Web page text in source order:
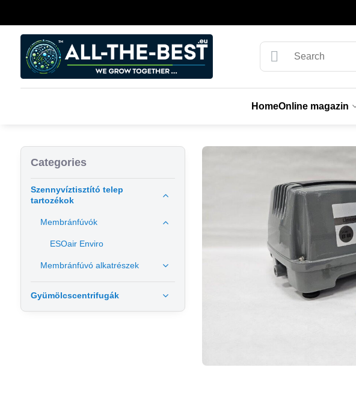
HomeOnline magazin
Categories
Szennyvíztisztító telep
tartozékok
Membránfúvók
ESOair Enviro
Membránfúvó alkatrészek
Gyümölcscentrifugák